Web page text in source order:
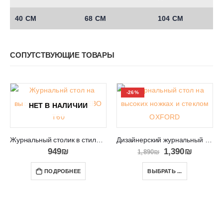
40 СМ 68 СМ 104 СМ
СОПУТСТВУЮЩИЕ ТОВАРЫ
НЕТ В НАЛИЧИИ
Журнальный столик в стиле ретро FASTEBO T60
949₪
ПОДРОБНЕЕ
-26%
1,890₪ 1,390₪
ВЫБРАТЬ ...